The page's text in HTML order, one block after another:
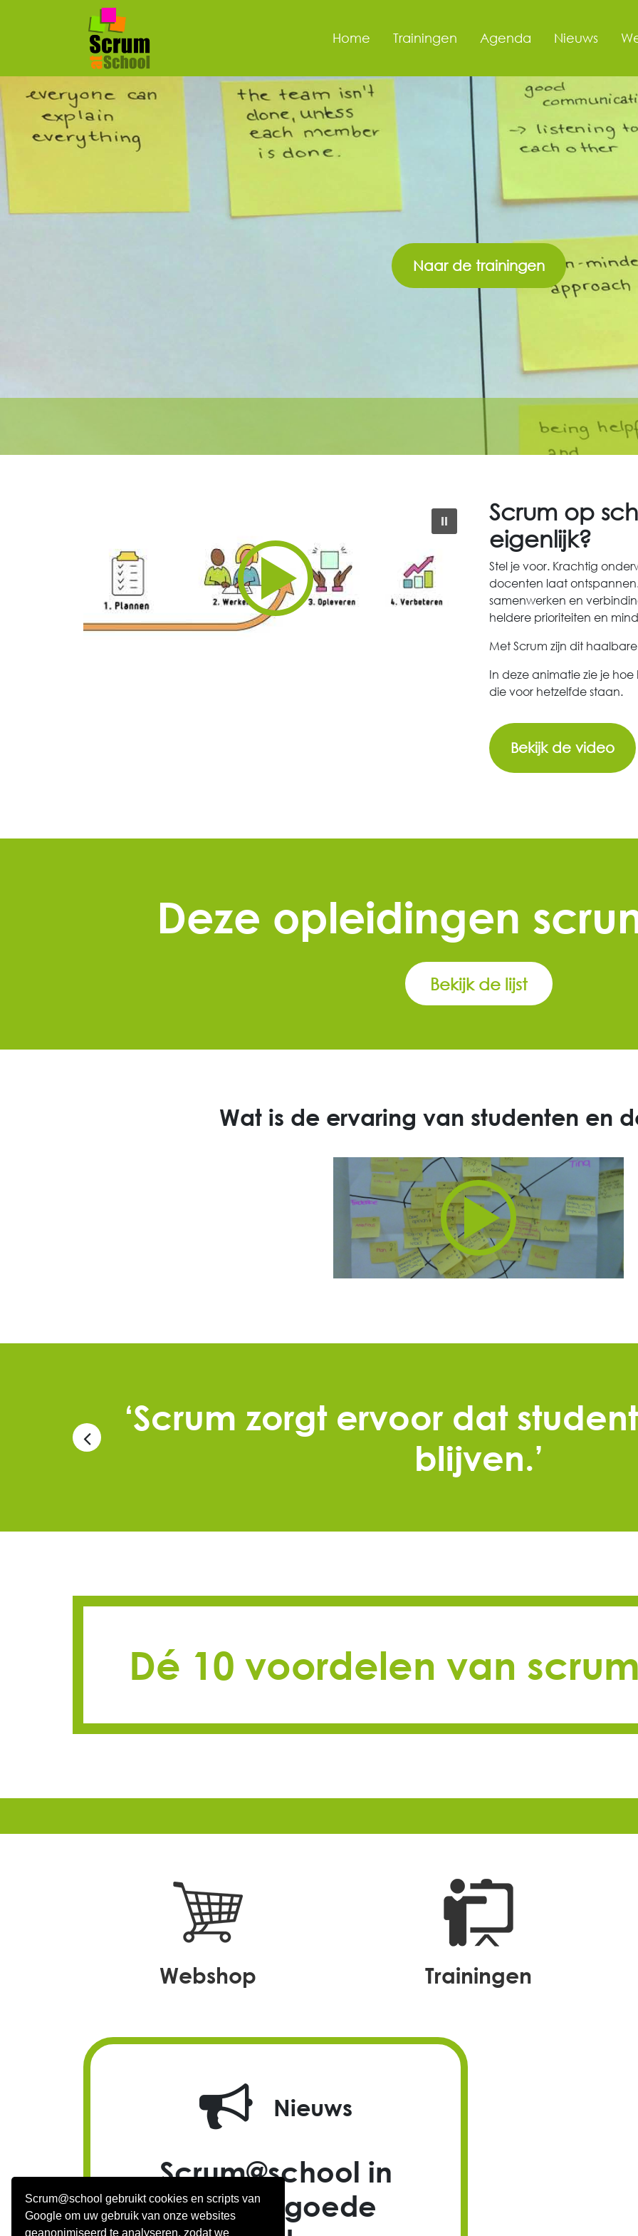
Scrum@school gebruikt cookies en scripts van
Google om uw gebruik van onze websites
geanonimiseerd te analyseren, zodat we
Home Trainingen Agenda Nieuws
Naar de trainingen
Scrum op
eigenlijk?
Stel je voor. Krachtig
docenten laat
samenwerken en
heldere prioriteiten en
Met Scrum zijn dit
In deze animatie zie je
die voor hetzelfde staan.
Bekijk de video
Deze opleidingen
Bekijk de lijst
Wat is de ervaring van studenten en
‘Scrum zorgt ervoor dat
blijven.’
Dé 10 voordelen van
webshop trainingen
Nieuws
Scrum@school in
nieuwe goede